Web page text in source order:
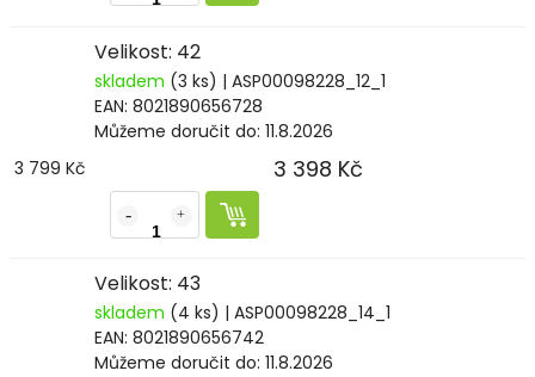
Velikost: 42
skladem (3 ks) | ASP00098228_12_1
EAN: 8021890656728
Můžeme doručit do: 11.8.2026
3 799 Kč
3 398 Kč
Velikost: 43
skladem (4 ks) | ASP00098228_14_1
EAN: 8021890656742
Můžeme doručit do: 11.8.2026